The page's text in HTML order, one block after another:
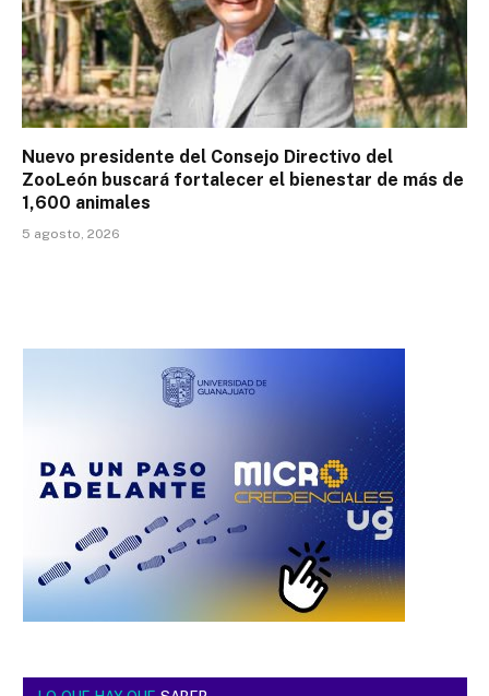
Nuevo presidente del Consejo Directivo del
ZooLeón buscará fortalecer el bienestar de más de
1,600 animales
5 agosto, 2026